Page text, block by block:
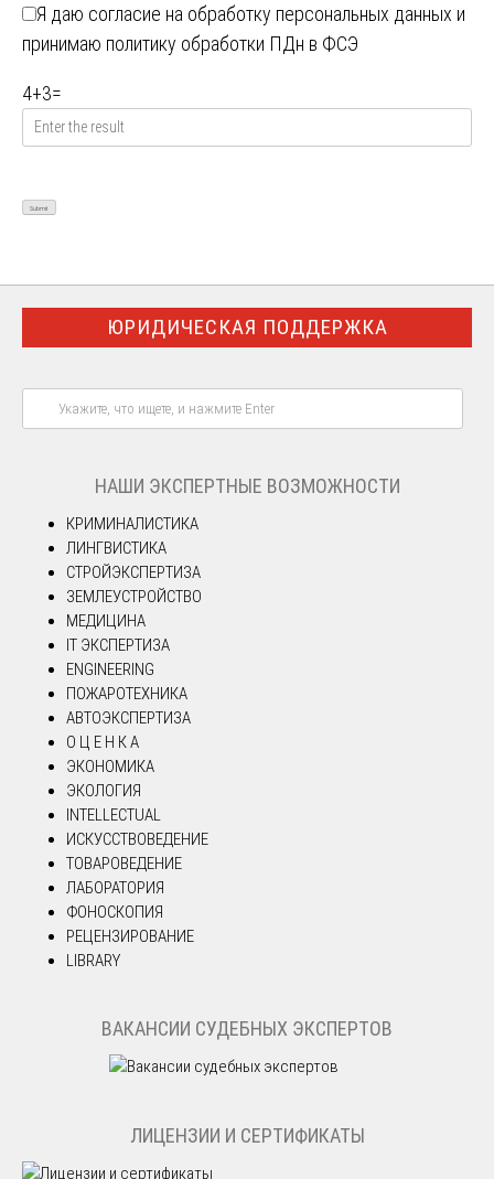
Я даю согласие на обработку персональных данных и
принимаю политику обработки ПДн в ФСЭ
4+3=
ЮРИДИЧЕСКАЯ ПОДДЕРЖКА
НАШИ ЭКСПЕРТНЫЕ ВОЗМОЖНОСТИ
КРИМИНАЛИСТИКА
ЛИНГВИСТИКА
СТРОЙЭКСПЕРТИЗА
ЗЕМЛЕУСТРОЙСТВО
МЕДИЦИНА
IT ЭКСПЕРТИЗА
ENGINEERING
ПОЖАРОТЕХНИКА
АВТОЭКСПЕРТИЗА
О Ц Е Н К А
ЭКОНОМИКА
ЭКОЛОГИЯ
INTELLECTUAL
ИСКУССТВОВЕДЕНИЕ
ТОВАРОВЕДЕНИЕ
ЛАБОРАТОРИЯ
ФОНОСКОПИЯ
РЕЦЕНЗИРОВАНИЕ
LIBRARY
ВАКАНСИИ СУДЕБНЫХ ЭКСПЕРТОВ
ЛИЦЕНЗИИ И СЕРТИФИКАТЫ